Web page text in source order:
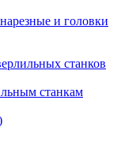
и головки
станков
станкам